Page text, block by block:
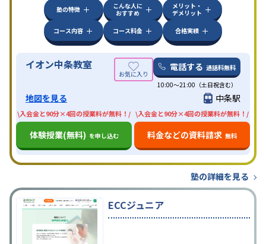
塾の特徴
こんな人に
おすすめ
メリット・
デメリット
コース内容
コース料金 合格実績
イオン中条教室 電話する 通話料無料
10:00〜21:00（土日祝含む）
地図を見る 中条駅
\入会金と90分×4回の授業料が無料！/
体験授業(無料) を申し込む
\入会金と90分×4回の授業料が無料！/
料金などの資料請求 無料
塾の詳細を見る
ECCジュニア